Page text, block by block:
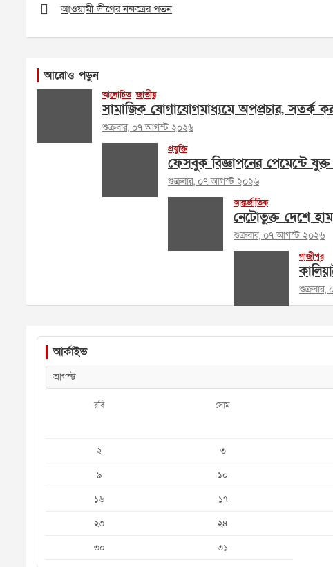
navigation
আওয়ামী লীগের নক্ষত্রের পতন
আরোও পড়ুন
আলোচিত জাতীয়
সামাজিক যোগাযোগমাধ্যমে অপপ্রচার, সতর্ক
শুক্রবার, ০৭ আগস্ট ২০২৬
প্রযুক্তি
ফেসবুক বিজ্ঞাপনের পেমেন্টে
শুক্রবার, ০৭ আগস্ট ২০২৬
আন্তর্জাতিক
নেটোভুক্ত দেশে
শুক্রবার, ০৭ আগস্ট ২০২৬
গাজীপুর
আর্কাইভ
রবি সোম
২
৩
৯
১০
১৬
১৭
২৩
২৪
৩০
৩১